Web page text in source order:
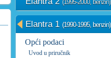
(1995-2000, benzin)
Elantra 1 (1990-1995, benzin)
Opći podaci
Uvod u priručnik